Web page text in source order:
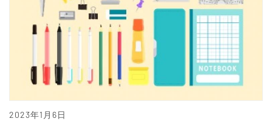
2023年1月6日